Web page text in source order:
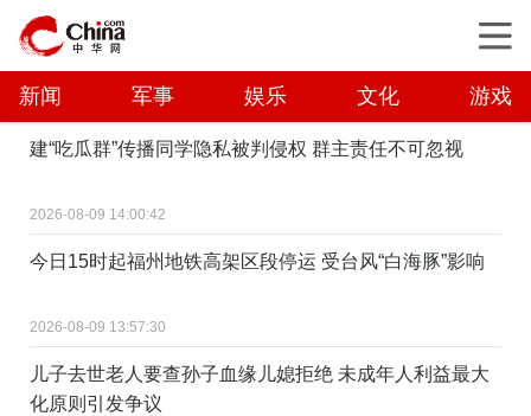
新闻 军事 娱乐 文化 游戏
建“吃瓜群”传播同学隐私被判侵权 群主责任不可忽视
2026-08-09 14:00:42
今日15时起福州地铁高架区段停运 受台风“白海豚”影响
2026-08-09 13:57:30
儿子去世老人要查孙子血缘儿媳拒绝 未成年人利益最大
化原则引发争议